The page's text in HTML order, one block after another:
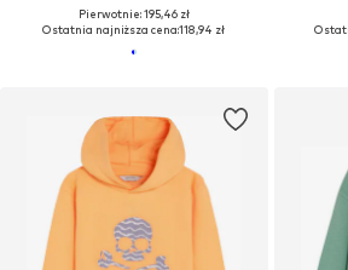
Pierwotnie: 195,46 zł
Ostatnia najniższa cena:118,94 zł